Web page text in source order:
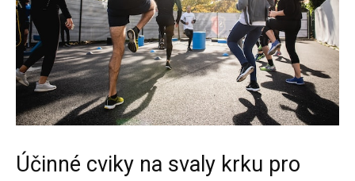
Účinné cviky na svaly krku pro